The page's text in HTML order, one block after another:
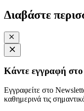
Διαβάστε
Κάντε εγγραφή
Εγγραφείτε στο
καθημερινά τις